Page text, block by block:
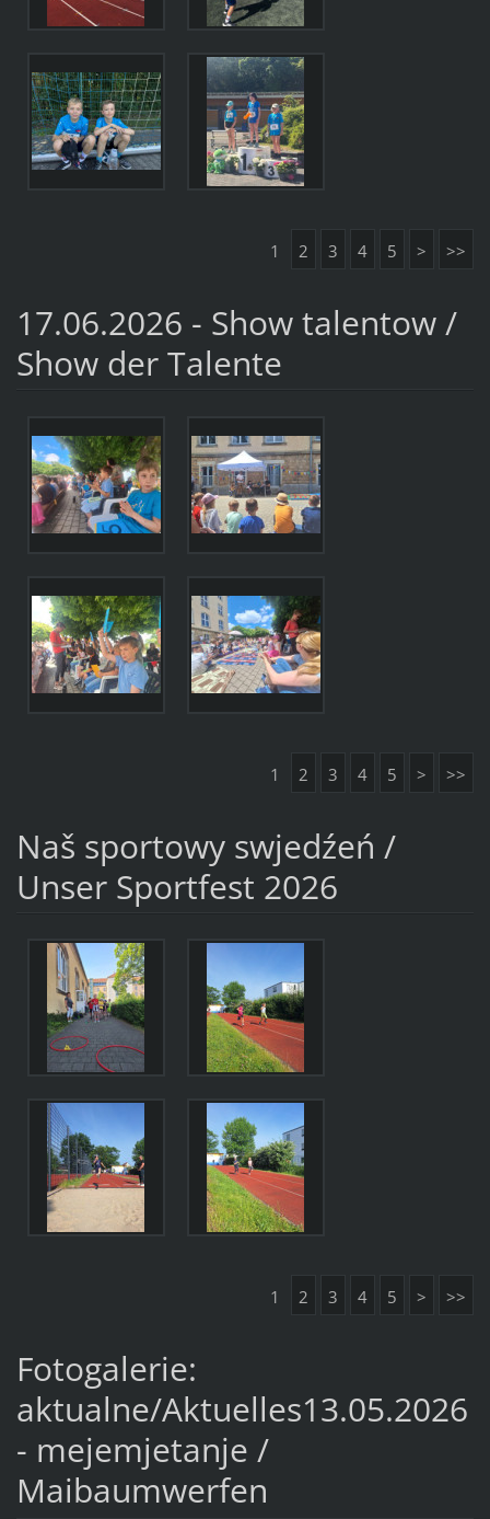
1 2 3 4 5 > >>
17.06.2026 - Show talentow /
Show der Talente
1 2 3 4 5 > >>
Naš sportowy swjedźeń /
Unser Sportfest 2026
1 2 3 4 5 > >>
Fotogalerie:
aktualne/Aktuelles13.05.2026
- mejemjetanje /
Maibaumwerfen